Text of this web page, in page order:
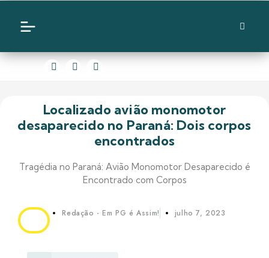
Localizado avião monomotor
desaparecido no Paraná: Dois corpos
encontrados
Tragédia no Paraná: Avião Monomotor Desaparecido é
Encontrado com Corpos
Redação - Em PG é Assim! julho 7, 2023